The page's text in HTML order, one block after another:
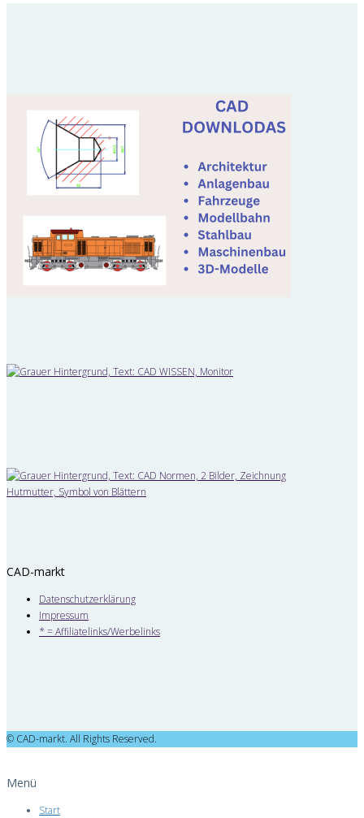
CAD-markt
Datenschutzerklärung
Impressum
* = Affiliatelinks/Werbelinks
© CAD-markt. All Rights Reserved.
Menü
Start